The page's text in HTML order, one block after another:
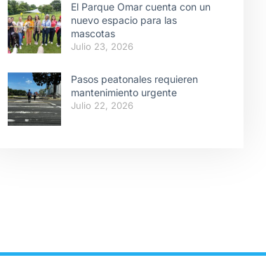
El Parque Omar cuenta con un
nuevo espacio para las
mascotas
Julio 23, 2026
Pasos peatonales requieren
mantenimiento urgente
Julio 22, 2026